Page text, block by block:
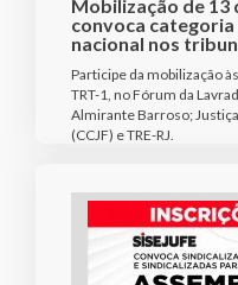
Mobilização de 13
convoca
nacional nos
Participe da mobilização
TRT-1, no Fórum da
Almirante Barroso;
(CCJF) e TRE-RJ.